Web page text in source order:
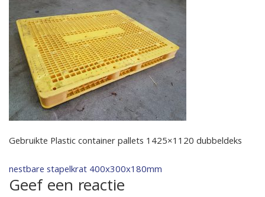
Gebruikte Plastic container pallets 1425×1120 dubbeldeks
Bericht
nestbare stapelkrat 400x300x180mm
Geef een reactie